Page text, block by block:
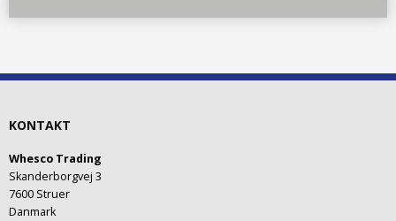
KONTAKT
Whesco Trading
Skanderborgvej 3
7600 Struer
Danmark